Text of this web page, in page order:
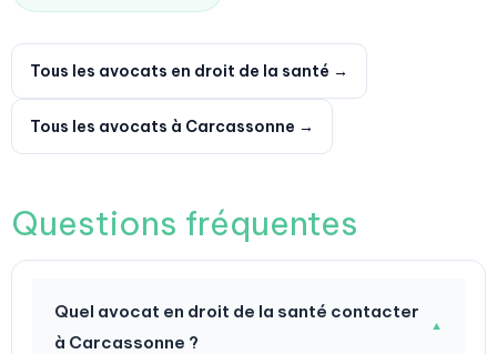
Tous les avocats en droit de la santé →
Tous les avocats à Carcassonne →
Questions fréquentes
Quel avocat en droit de la santé contacter
à Carcassonne ?
▼